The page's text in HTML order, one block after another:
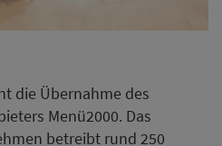
die Übernahme des
Menü2000. Das
betreibt rund 250